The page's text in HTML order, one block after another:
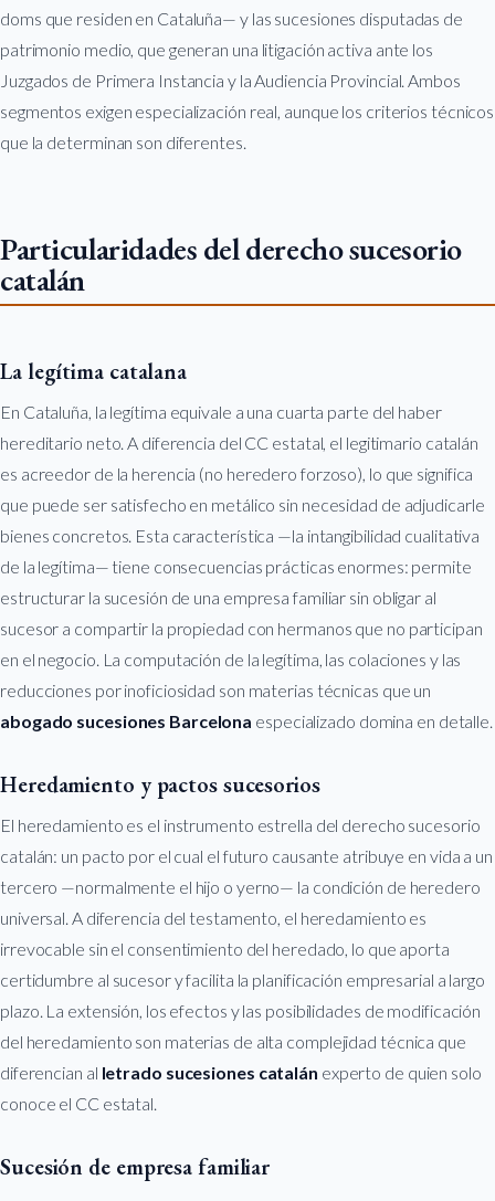
doms que residen en Cataluña— y las sucesiones disputadas de
patrimonio medio, que generan una litigación activa ante los
Juzgados de Primera Instancia y la Audiencia Provincial. Ambos
segmentos exigen especialización real, aunque los criterios técnicos
que la determinan son diferentes.
Particularidades del derecho sucesorio
catalán
La legítima catalana
En Cataluña, la legítima equivale a una cuarta parte del haber
hereditario neto. A diferencia del CC estatal, el legitimario catalán
es acreedor de la herencia (no heredero forzoso), lo que significa
que puede ser satisfecho en metálico sin necesidad de adjudicarle
bienes concretos. Esta característica —la intangibilidad cualitativa
de la legítima— tiene consecuencias prácticas enormes: permite
estructurar la sucesión de una empresa familiar sin obligar al
sucesor a compartir la propiedad con hermanos que no participan
en el negocio. La computación de la legítima, las colaciones y las
reducciones por inoficiosidad son materias técnicas que un
abogado sucesiones Barcelona especializado domina en detalle.
Heredamiento y pactos sucesorios
El heredamiento es el instrumento estrella del derecho sucesorio
catalán: un pacto por el cual el futuro causante atribuye en vida a un
tercero —normalmente el hijo o yerno— la condición de heredero
universal. A diferencia del testamento, el heredamiento es
irrevocable sin el consentimiento del heredado, lo que aporta
certidumbre al sucesor y facilita la planificación empresarial a largo
plazo. La extensión, los efectos y las posibilidades de modificación
del heredamiento son materias de alta complejidad técnica que
diferencian al letrado sucesiones catalán experto de quien solo
conoce el CC estatal.
Sucesión de empresa familiar